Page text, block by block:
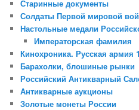
Старинные документы
Солдаты Первой мировой
Настольные медали
Императорская фамилия
Кинохроника. Русская армия
Барахолки, блошиные рынки
Российский Антикварный
Антикварные аукционы
Золотые монеты России